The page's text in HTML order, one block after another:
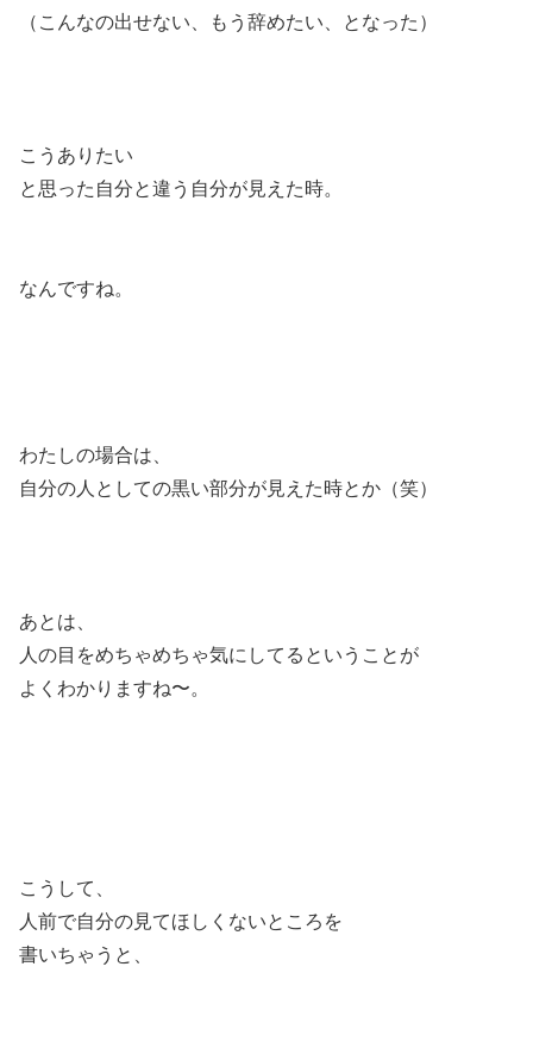
（こんなの出せない、もう辞めたい、となった）
こうありたい
と思った自分と違う自分が見えた時。
なんですね。
わたしの場合は、
自分の人としての黒い部分が見えた時とか（笑）
あとは、
人の目をめちゃめちゃ気にしてるということが
よくわかりますね〜。
こうして、
人前で自分の見てほしくないところを
書いちゃうと、